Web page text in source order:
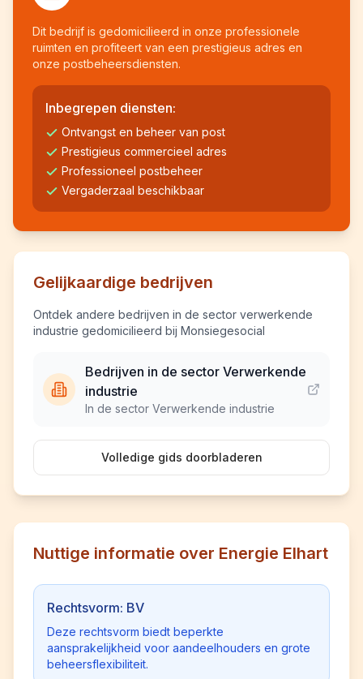
Dit bedrijf is gedomicilieerd in onze professionele
ruimten en profiteert van een prestigieus adres en
onze postbeheersdiensten.
Inbegrepen diensten:
Ontvangst en beheer van post
Prestigieus commercieel adres
Professioneel postbeheer
Vergaderzaal beschikbaar
Gelijkaardige bedrijven
Ontdek andere bedrijven in de sector verwerkende
industrie gedomicilieerd bij Monsiegesocial
Bedrijven in de sector Verwerkende
industrie
In de sector Verwerkende industrie
Volledige gids doorbladeren
Nuttige informatie over Energie Elhart
Rechtsvorm: BV
Deze rechtsvorm biedt beperkte
aansprakelijkheid voor aandeelhouders en grote
beheersflexibiliteit.